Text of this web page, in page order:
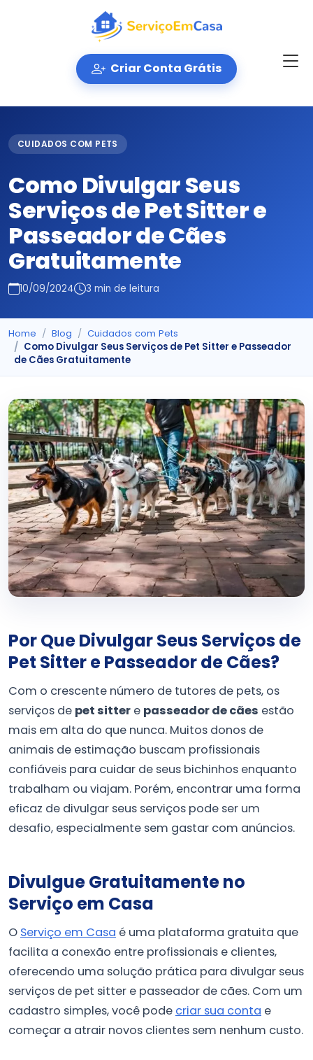
Criar Conta Grátis
CUIDADOS COM PETS
Como Divulgar Seus
Serviços de Pet Sitter e
Passeador de Cães
Gratuitamente
10/09/2024 3 min de leitura
Home Blog
Cuidados com Pets
Como Divulgar Seus Serviços de Pet Sitter e Passeador
de Cães Gratuitamente
Por Que Divulgar Seus Serviços de
Pet Sitter e Passeador de Cães?
Com o crescente número de tutores de pets, os
serviços de pet sitter e passeador de cães estão
mais em alta do que nunca. Muitos donos de
animais de estimação buscam profissionais
confiáveis para cuidar de seus bichinhos enquanto
trabalham ou viajam. Porém, encontrar uma forma
eficaz de divulgar seus serviços pode ser um
desafio, especialmente sem gastar com anúncios.
Divulgue Gratuitamente no
Serviço em Casa
O Serviço em Casa é uma plataforma gratuita que
facilita a conexão entre profissionais e clientes,
oferecendo uma solução prática para divulgar seus
serviços de pet sitter e passeador de cães. Com um
cadastro simples, você pode criar sua conta e
começar a atrair novos clientes sem nenhum custo.